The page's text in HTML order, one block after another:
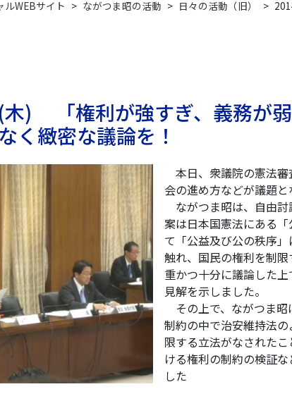
WEBサイト > ながつま昭の活動 > 日々の活動（旧） >
) 「権利が強すぎ、義務が
く緻密な議論を！
本日、衆議院の憲法
会の進め方などが議題と
ながつま昭は、自由討
案は日本国憲法にある
て「公益及び公の秩序
触れ、国民の権利を制
重かつ十分に議論した
見解を示しました。
その上で、ながつま昭
制約の中で治安維持法
限する立法がなされた
ける権利の制約の検証
した